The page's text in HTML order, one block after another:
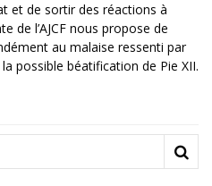
et de sortir des réactions à
de l’AJCF nous propose de
au malaise ressenti par
possible béatification de Pie XII.